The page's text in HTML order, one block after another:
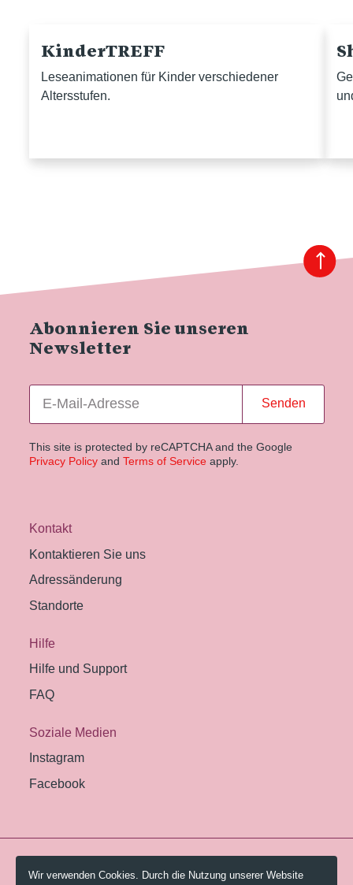
KinderTREFF
Leseanimationen für Kinder verschiedener
Altersstufen.
Abonnieren Sie unseren
Newsletter
Senden
This site is protected by reCAPTCHA and the Google
Privacy Policyand Terms of Service apply.
Kontakt
Kontaktieren Sie uns
Adressänderung
Standorte
Hilfe
Hilfe und Support
FAQ
Soziale Medien
Instagram
Facebook
© 2026 Pestalozzi-Bibliothek Zürich.
Wir verwenden Cookies. Durch die Nutzung unserer Website